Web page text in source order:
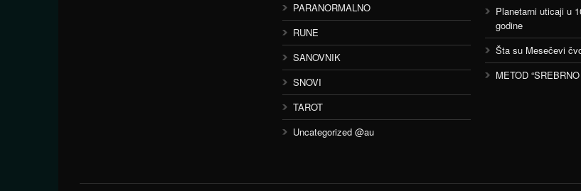
PARANORMALNO
RUNE
SANOVNIK
SNOVI
TAROT
Uncategorized @au
Planetarni uticaji u
godine
Šta su Mesečevi
METOD